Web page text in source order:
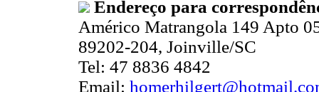
Endereço para
Américo Matrangola 149 Apto
89202-204, Joinville/SC
Tel: 47 8836 4842
Email: